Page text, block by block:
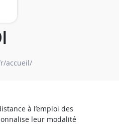
accueil/
à l’emploi des
leur modalité